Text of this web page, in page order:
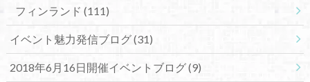
フィンランド (111)
イベント魅力発信ブログ(31)
2018年6月16日開催イベントブログ(9)